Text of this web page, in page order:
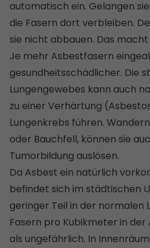
automatisch ein. Gelangen
die Fasern dort verbleiben.
sie nicht abbauen. Das
Je mehr Asbestfasern
gesundheitsschädlicher. Die
Lungengewebes kann auch
zu einer Verhärtung
Lungenkrebs führen.
oder Bauchfell, können sie
Tumorbildung auslösen.
Da Asbest ein natürlich
befindet sich im städtischen
geringer Teil in der normalen
Fasern pro Kubikmeter in
als ungefährlich. In